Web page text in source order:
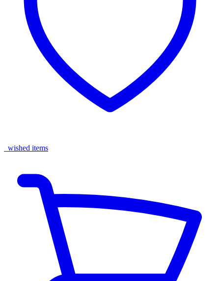
wished items